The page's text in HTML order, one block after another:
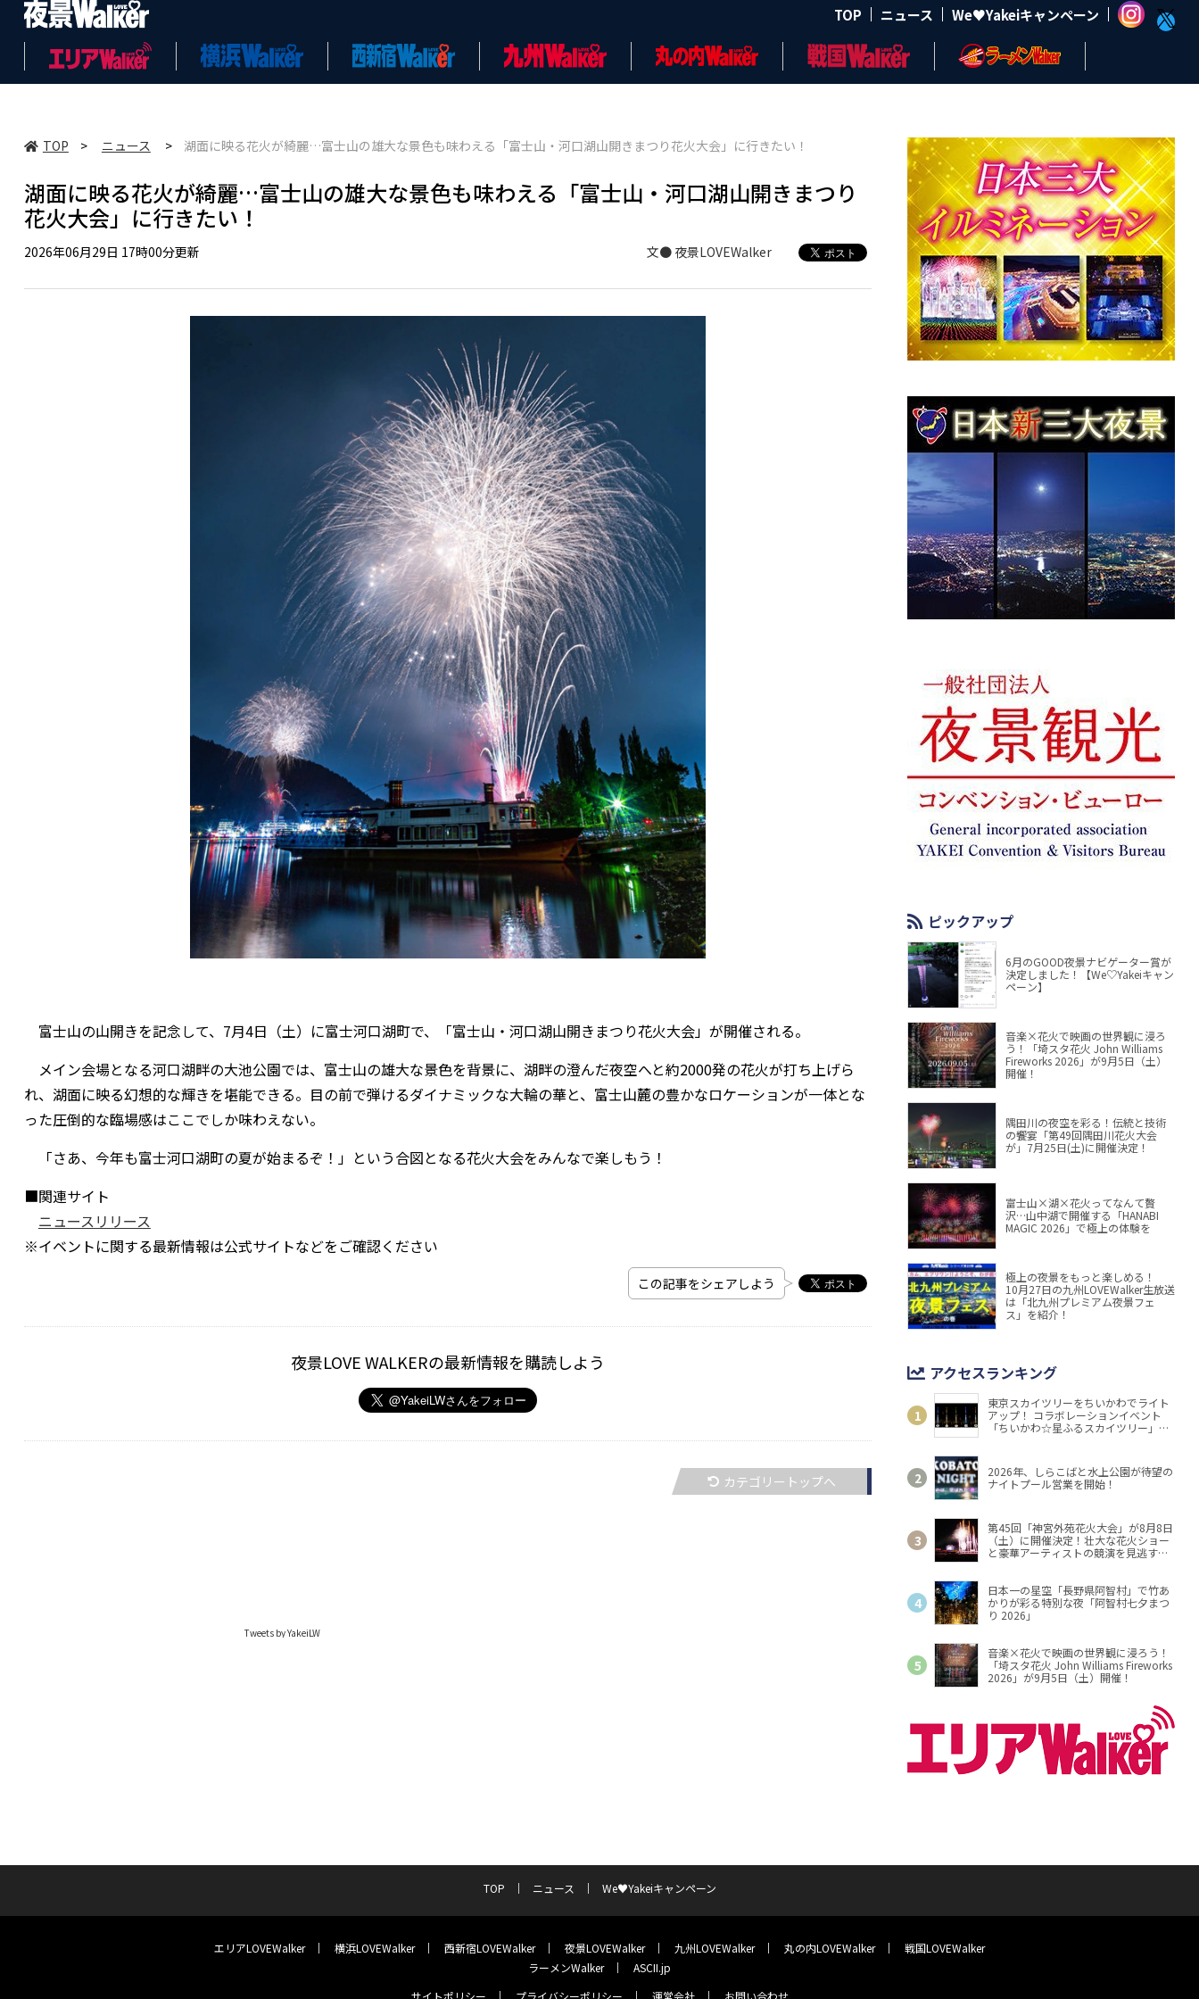
TOP ニュース We♥Yakeiキャンペーン
TOP > ニュース > 湖面に映る花火が綺麗…富士山の雄大な景色も味わえる「富士山・河口湖山開きまつり花火大会」に行きたい！
湖面に映る花火が綺麗…富士山の雄大な景色も味わえる「富士山・河口湖山開きまつり
花火大会」に行きたい！
2026年06月29日 17時00分更新 文● 夜景LOVEWalker
富士山の山開きを記念して、7月4日（土）に富士河口湖町で、「富士山・河口湖山開きまつり花火大会」が開催される。
メイン会場となる河口湖畔の大池公園では、富士山の雄大な景色を背景に、湖畔の澄んだ夜空へと約2000発の花火が打ち上げら
れ、湖面に映る幻想的な輝きを堪能できる。目の前で弾けるダイナミックな大輪の華と、富士山麓の豊かなロケーションが一体とな
った圧倒的な臨場感はここでしか味わえない。
「さあ、今年も富士河口湖町の夏が始まるぞ！」という合図となる花火大会をみんなで楽しもう！
■関連サイト
ニュースリリース
※イベントに関する最新情報は公式サイトなどをご確認ください
この記事をシェアしよう
夜景LOVE WALKERの最新情報を購読しよう
カテゴリートップへ
Tweets by YakeiLW
ピックアップ
6月のGOOD夜景ナビゲーター賞が
決定しました！【We♡Yakeiキャン
ペーン】
音楽×花火で映画の世界観に浸ろ
う！「埼スタ花火 John Williams
Fireworks 2026」が9月5日（土）
開催！
隅田川の夜空を彩る！伝統と技術
の饗宴「第49回隅田川花火大会
が」7月25日(土)に開催決定！
富士山×湖×花火ってなんて贅
沢…山中湖で開催する「HANABI
MAGIC 2026」で極上の体験を
極上の夜景をもっと楽しめる！
10月27日の九州LOVEWalker生放送
は「北九州プレミアム夜景フェ
ス」を紹介！
アクセスランキング
東京スカイツリーをちいかわでライト
アップ！ コラボレーションイベント
「ちいかわ☆星ふるスカイツリー」開
2026年、しらこばと水上公園が待望の
ナイトプール営業を開始！
第45回「神宮外苑花火大会」が8月8日
（土）に開催決定！壮大な花火ショー
と豪華アーティストの競演を見逃す
日本一の星空「長野県阿智村」で竹あ
かりが彩る特別な夜「阿智村七夕まつ
り 2026」
音楽×花火で映画の世界観に浸ろう！
「埼スタ花火 John Williams Fireworks
2026」が9月5日（土）開催！
TOP ニュース We♥Yakeiキャンペーン
エリアLOVEWalker 横浜LOVEWalker 西新宿LOVEWalker 夜景LOVEWalker 九州LOVEWalker 丸の内LOVEWalker
戦国LOVEWalker
ラーメンWalker
ASCII.jp
サイトポリシー
プライバシーポリシー 運営会社 お問い合わせ